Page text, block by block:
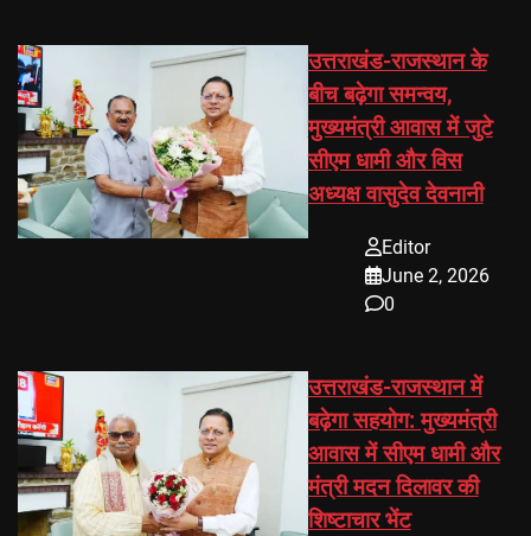
उत्तराखंड-राजस्थान के
बीच बढ़ेगा समन्वय,
मुख्यमंत्री आवास में जुटे
सीएम धामी और विस
अध्यक्ष वासुदेव देवनानी
Editor
June 2, 2026
0
उत्तराखंड-राजस्थान में
बढ़ेगा सहयोग: मुख्यमंत्री
आवास में सीएम धामी और
मंत्री मदन दिलावर की
शिष्टाचार भेंट